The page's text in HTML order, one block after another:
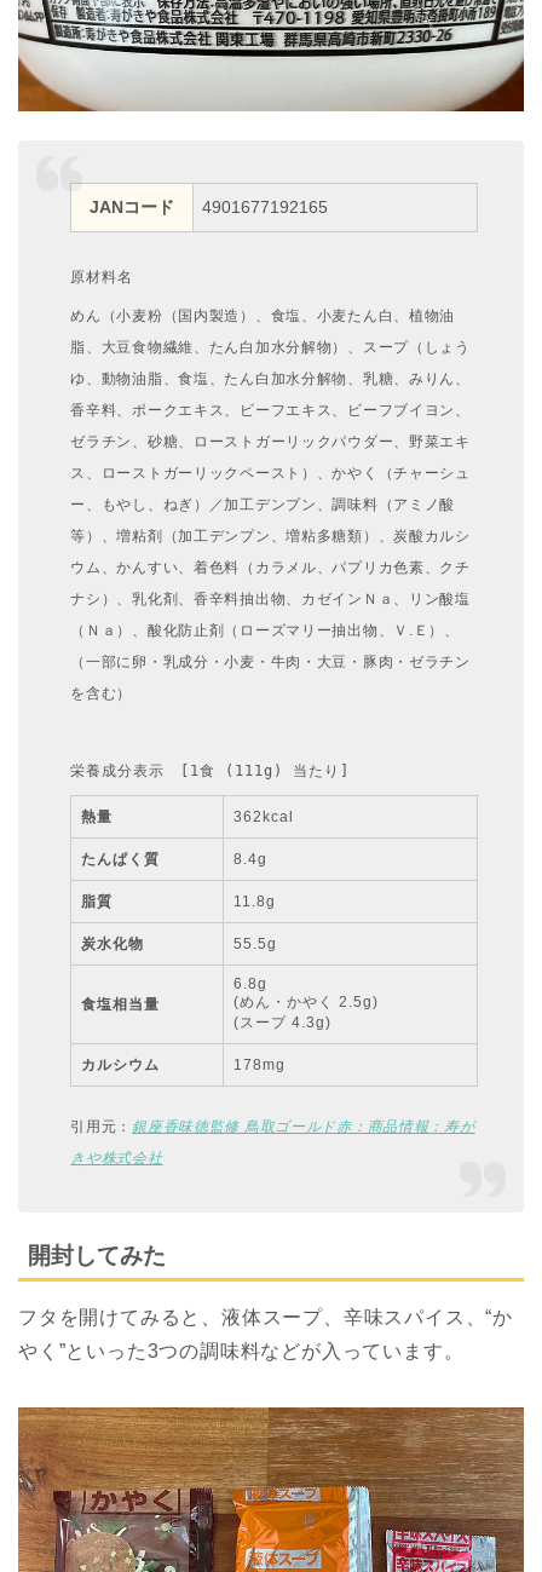
JANコード 4901677192165
原材料名
めん（小麦粉（国内製造）、食塩、小麦たん白、植物油
脂、大豆食物繊維、たん白加水分解物）、スープ（しょう
ゆ、動物油脂、食塩、たん白加水分解物、乳糖、みりん、
香辛料、ポークエキス、ビーフエキス、ビーフブイヨン、
ゼラチン、砂糖、ローストガーリックパウダー、野菜エキ
ス、ローストガーリックペースト）、かやく（チャーシュ
ー、もやし、ねぎ）／加工デンプン、調味料（アミノ酸
等）、増粘剤（加工デンプン、増粘多糖類）、炭酸カルシ
ウム、かんすい、着色料（カラメル、パプリカ色素、クチ
ナシ）、乳化剤、香辛料抽出物、カゼインＮａ、リン酸塩
（Ｎａ）、酸化防止剤（ローズマリー抽出物、Ｖ.Ｅ）、
（一部に卵・乳成分・小麦・牛肉・大豆・豚肉・ゼラチン
を含む）
栄養成分表示　[1食 (111g) 当たり]
熱量 362kcal
たんぱく質 8.4g
脂質 11.8g
炭水化物 55.5g
食塩相当量
6.8g
(めん・かやく 2.5g)
(スープ 4.3g)
カルシウム 178mg
引用元： 銀座香味徳監修 鳥取ゴールド赤：商品情報：寿が
きや株式会社
開封してみた
フタを開けてみると、液体スープ、辛味スパイス、“か
やく”といった3つの調味料などが入っています。